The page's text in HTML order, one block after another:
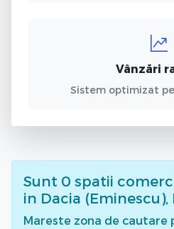
Vânzări
Sistem optimizat
Sunt 0 spatii
in Dacia
Mareste zona de cautare